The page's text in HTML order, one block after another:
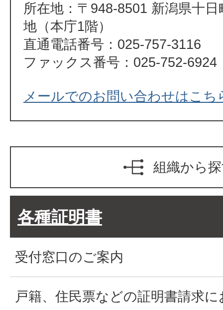
所在地：〒948-8501 新潟県十
地（本庁1階）
直通電話番号：025-757-3116
ファックス番号：025-752-6924
メールでのお問い合わせはこち
組織から
各種証明書
受付窓口のご案内
戸籍、住民票などの証明書請求